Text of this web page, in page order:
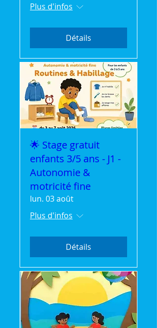
Plus d'infos
Détails
🌟 Stage gratuit
enfants 3/5 ans - J1 -
Autonomie &
motricité fine
lun. 03 août
Plus d'infos
Détails